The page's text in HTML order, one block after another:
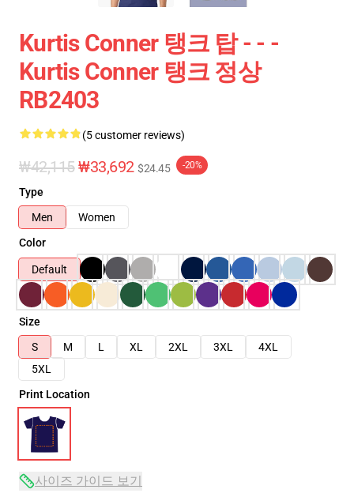
Kurtis Conner 탱크 탑 - - -
Kurtis Conner 탱크 정상
RB2403
(5 customer reviews)
₩42,115₩33,692 $24.45 -20%
Type
Men
Women
Color
Default
Size
S
M L XL 2XL 3XL
4XL
5XL
Print Location
사이즈 가이드 보기